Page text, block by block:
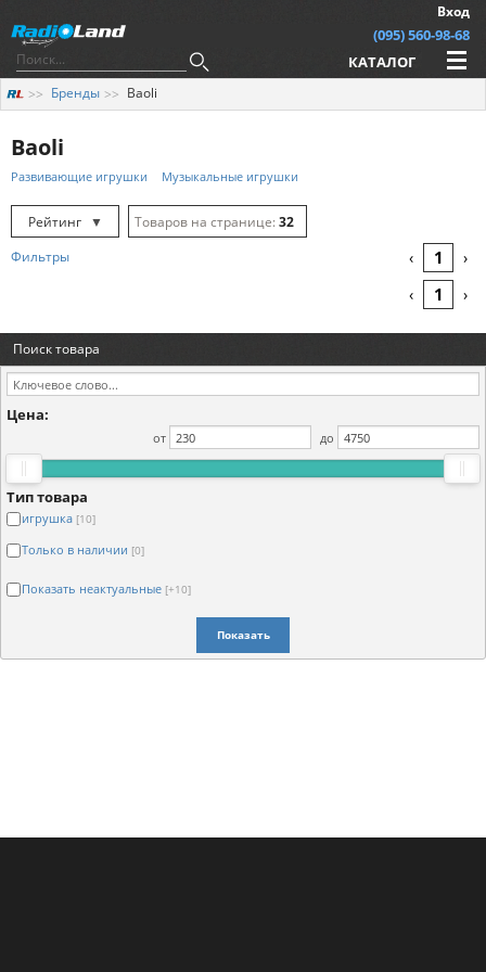
Вход
(095) 560-98-68
КАТАЛОГ
Бренды Baoli
Baoli
Развивающие игрушки Музыкальные игрушки
Рейтинг
▼
Рейтинг
Цена ▲
Цена ▼
32
Фильтры ‹ 1
›
‹
1 ›
Поиск товара
Цена:
от до
Тип товара
игрушка [10]
Только в наличии [0]
Показать неактуальные [+10]
Показать